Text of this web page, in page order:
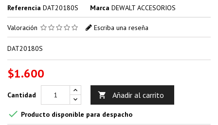
Referencia DAT20180S Marca DEWALT ACCESORIOS
Valoración Escriba una reseña
DAT20180S
$1.600
Cantidad  Añadir al carrito
 Producto disponible para despacho